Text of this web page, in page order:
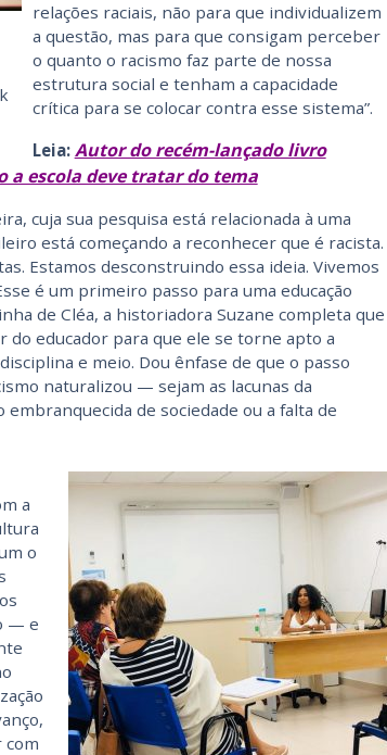
relações raciais, não para que individualizem
a questão, mas para que consigam perceber
o quanto o racismo faz parte de nossa
estrutura social e tenham a capacidade
crítica para se colocar contra esse sistema”.
Leia: Autor do recém-lançado livro
a escola deve tratar do tema
cuja sua pesquisa está relacionada à uma
está começando a reconhecer que é racista.
Estamos desconstruindo essa ideia. Vivemos
é um primeiro passo para uma educação
de Cléa, a historiadora Suzane completa que
educador para que ele se torne apto a
e meio. Dou ênfase de que o passo
naturalizou — sejam as lacunas da
de sociedade ou a falta de
a
o
— e
com